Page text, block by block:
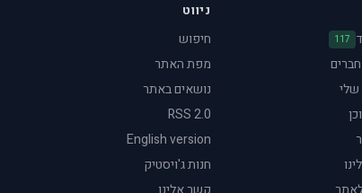
117
שלי
ניווט
חיפוש
מפת האתר
נושאים באתר
RSS 2.0
English version
חנות ג'ויסטיק